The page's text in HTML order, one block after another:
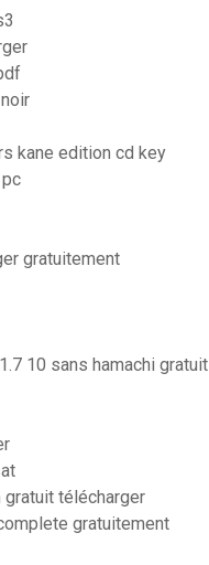
kane edition cd key
gratuitement
10 sans hamachi gratuit
télécharger
gratuitement